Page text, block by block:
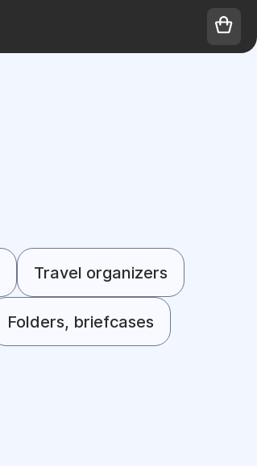
Travel organizers
Folders, briefcases